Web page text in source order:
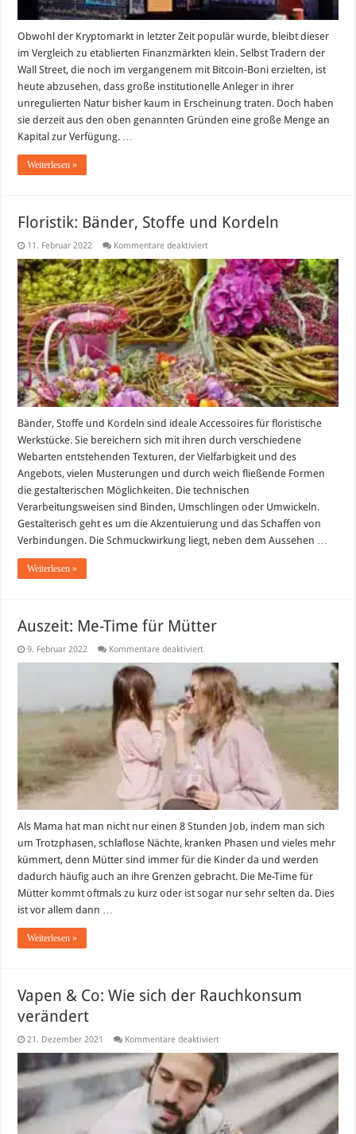
Obwohl der Kryptomarkt in letzter Zeit populär wurde, bleibt dieser
im Vergleich zu etablierten Finanzmärkten klein. Selbst Tradern der
Wall Street, die noch im vergangenem mit Bitcoin-Boni erzielten, ist
heute abzusehen, dass große institutionelle Anleger in ihrer
unregulierten Natur bisher kaum in Erscheinung traten. Doch haben
sie derzeit aus den oben genannten Gründen eine große Menge an
Kapital zur Verfügung. …
Weiterlesen »
Floristik: Bänder, Stoffe und Kordeln
11. Februar 2022 Kommentare deaktiviertfür
Bänder,
Stoffe
und
Kordeln
Bänder, Stoffe und Kordeln sind ideale Accessoires für floristische
Werkstücke. Sie bereichern sich mit ihren durch verschiedene
Webarten entstehenden Texturen, der Vielfarbigkeit und des
Angebots, vielen Musterungen und durch weich fließende Formen
die gestalterischen Möglichkeiten. Die technischen
Verarbeitungsweisen sind Binden, Umschlingen oder Umwickeln.
Gestalterisch geht es um die Akzentuierung und das Schaffen von
Verbindungen. Die Schmuckwirkung liegt, neben dem Aussehen …
Weiterlesen »
Auszeit: Me-Time für Mütter
9. Februar 2022 Kommentare deaktiviertfür
Me-
Time
für
Mütter
Als Mama hat man nicht nur einen 8 Stunden Job, indem man sich
um Trotzphasen, schlaflose Nächte, kranken Phasen und vieles mehr
kümmert, denn Mütter sind immer für die Kinder da und werden
dadurch häufig auch an ihre Grenzen gebracht. Die Me-Time für
Mütter kommt oftmals zu kurz oder ist sogar nur sehr selten da. Dies
ist vor allem dann …
Weiterlesen »
Vapen & Co: Wie sich der Rauchkonsum
verändert
21. Dezember 2021 Kommentare deaktiviertfür
Co:
Wie
sich
der
Rauchkonsum
verändert